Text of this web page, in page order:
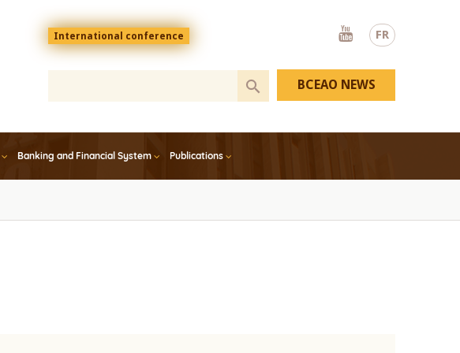
FR
Menu
top
En
International conference
Youtube
Banking and Financial System Publications
BCEAO NEWS